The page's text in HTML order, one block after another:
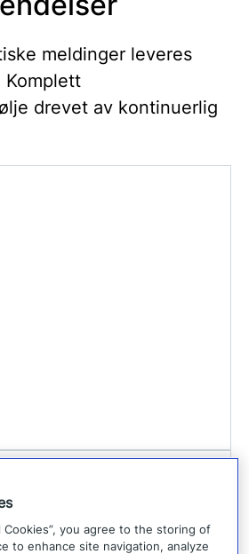
meldinger leveres
Komplett
drevet av kontinuerlig
Cookies”, you agree to the storing of
to enhance site navigation, analyze